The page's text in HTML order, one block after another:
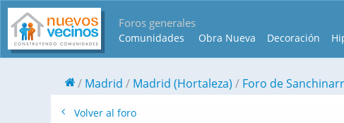
Foros generales
Comunidades Obra Nueva Decoración
Madrid Madrid (Hortaleza) Foro de
Volver al foro